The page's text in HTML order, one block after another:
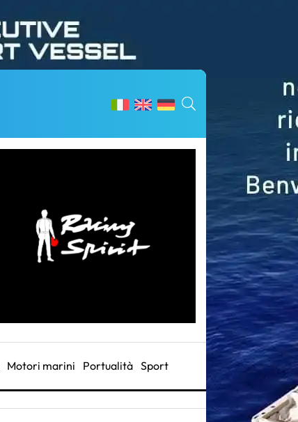
Motori marini Portualità Sport